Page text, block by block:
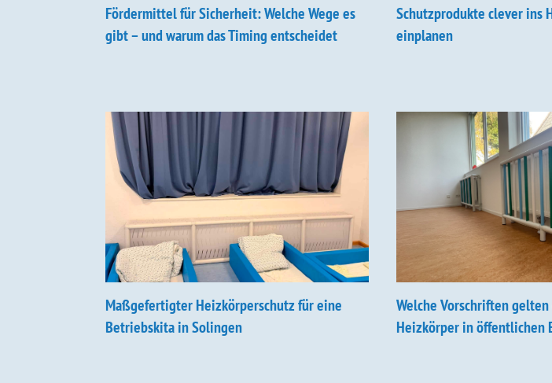
Fördermittel für Sicherheit: Welche Wege es
gibt – und warum das Timing entscheidet
Schutzprodukte clever ins
einplanen
Maßgefertigter Heizkörperschutz für eine
Betriebskita in Solingen
Welche Vorschriften
Heizkörper in öffentlichen